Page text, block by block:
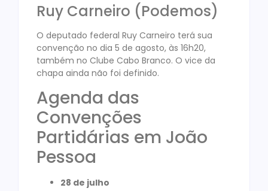
Ruy Carneiro (Podemos)
O deputado federal Ruy Carneiro terá sua
convenção no dia 5 de agosto, às 16h20,
também no Clube Cabo Branco. O vice da
chapa ainda não foi definido.
Agenda das
Convenções
Partidárias em João
Pessoa
28 de julho